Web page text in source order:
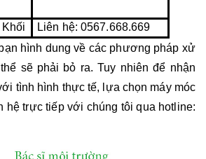
Liên hệ: 0567.668.669
hình dung về các phương pháp xử
sẽ phải bỏ ra. Tuy nhiên để nhận
tình hình thực tế, lựa chọn máy móc